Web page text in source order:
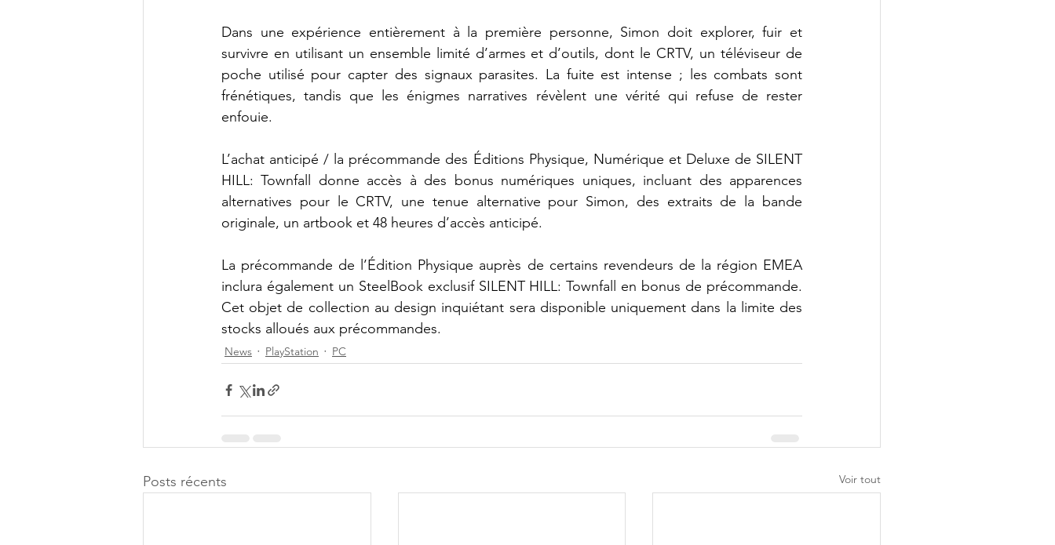
Dans une expérience entièrement à la première personne, Simon doit explorer, fuir et
survivre en utilisant un ensemble limité d’armes et d’outils, dont le CRTV, un téléviseur de
poche utilisé pour capter des signaux parasites. La fuite est intense ; les combats sont
frénétiques, tandis que les énigmes narratives révèlent une vérité qui refuse de rester
enfouie.
L’achat anticipé / la précommande des Éditions Physique, Numérique et Deluxe de SILENT
HILL: Townfall donne accès à des bonus numériques uniques, incluant des apparences
alternatives pour le CRTV, une tenue alternative pour Simon, des extraits de la bande
originale, un artbook et 48 heures d’accès anticipé.
La précommande de l’Édition Physique auprès de certains revendeurs de la région EMEA
inclura également un SteelBook exclusif SILENT HILL: Townfall en bonus de précommande.
Cet objet de collection au design inquiétant sera disponible uniquement dans la limite des
stocks alloués aux précommandes.
News PlayStation PC
Posts récents Voir tout